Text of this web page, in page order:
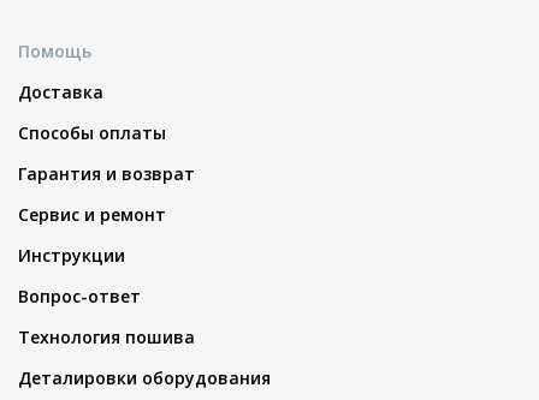
Помощь
Доставка
Способы оплаты
Гарантия и возврат
Сервис и ремонт
Инструкции
Вопрос-ответ
Технология пошива
Деталировки оборудования